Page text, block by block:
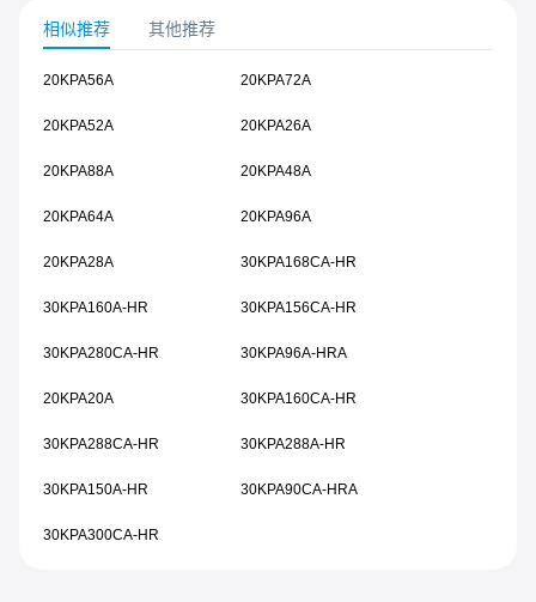
相似推荐 其他推荐
20KPA56A 20KPA72A
20KPA52A 20KPA26A
20KPA88A 20KPA48A
20KPA64A 20KPA96A
20KPA28A 30KPA168CA-HR
30KPA160A-HR 30KPA156CA-HR
30KPA280CA-HR 30KPA96A-HRA
20KPA20A 30KPA160CA-HR
30KPA288CA-HR 30KPA288A-HR
30KPA150A-HR 30KPA90CA-HRA
30KPA300CA-HR